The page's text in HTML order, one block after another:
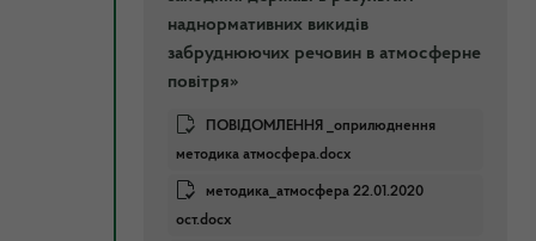
наднормативних викидів
забруднюючих речовин в атмосферне
повітря»
ПОВІДОМЛЕННЯ _оприлюднення
методика атмосфера.docx
методика_атмосфера 22.01.2020
ост.docx